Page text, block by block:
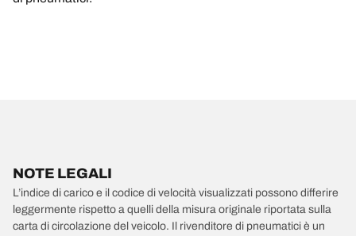
NOTE LEGALI
L’indice di carico e il codice di velocità visualizzati possono differire
leggermente rispetto a quelli della misura originale riportata sulla
carta di circolazione del veicolo. Il rivenditore di pneumatici è un